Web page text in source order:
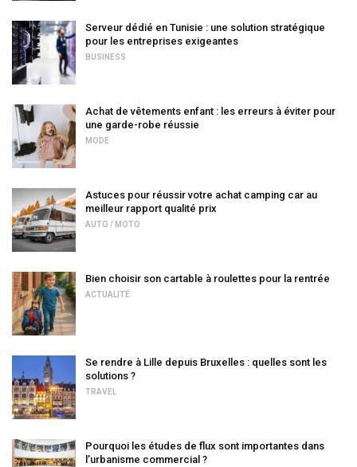
Serveur dédié en Tunisie : une solution stratégique
pour les entreprises exigeantes
BUSINESS
Achat de vêtements enfant : les erreurs à éviter pour
une garde-robe réussie
MODE
Astuces pour réussir votre achat camping car au
meilleur rapport qualité prix
AUTO / MOTO
Bien choisir son cartable à roulettes pour la rentrée
ACTUALITÉ
Se rendre à Lille depuis Bruxelles : quelles sont les
solutions ?
TRAVEL
Pourquoi les études de flux sont importantes dans
l’urbanisme commercial ?